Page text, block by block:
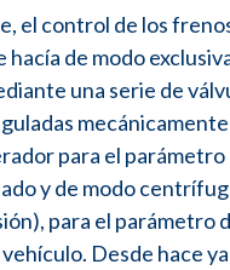
el control de los
hacía de modo
una serie de
para el parámetro
y de modo
para el parámetro
Desde hace